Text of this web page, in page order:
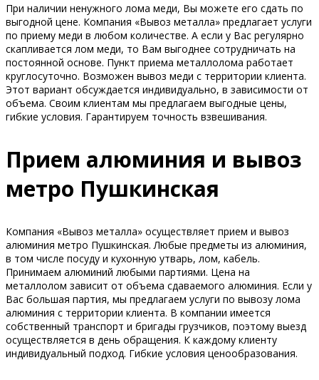
При наличии ненужного лома меди, Вы можете его сдать по
выгодной цене. Компания «Вывоз металла» предлагает услуги
по приему меди в любом количестве. А если у Вас регулярно
скапливается лом меди, то Вам выгоднее сотрудничать на
постоянной основе. Пункт приема металлолома работает
круглосуточно. Возможен вывоз меди с территории клиента.
Этот вариант обсуждается индивидуально, в зависимости от
объема. Своим клиентам мы предлагаем выгодные цены,
гибкие условия. Гарантируем точность взвешивания.
Прием алюминия и вывоз
метро Пушкинская
Компания «Вывоз металла» осуществляет прием и вывоз
алюминия метро Пушкинская. Любые предметы из алюминия,
в том числе посуду и кухонную утварь, лом, кабель.
Принимаем алюминий любыми партиями. Цена на
металлолом зависит от объема сдаваемого алюминия. Если у
Вас большая партия, мы предлагаем услуги по вывозу лома
алюминия с территории клиента. В компании имеется
собственный транспорт и бригады грузчиков, поэтому выезд
осуществляется в день обращения. К каждому клиенту
индивидуальный подход. Гибкие условия ценообразования.